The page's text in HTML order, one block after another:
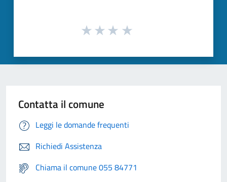
Contatta il comune
Leggi le domande frequenti
Richiedi Assistenza
Chiama il comune 055 84771